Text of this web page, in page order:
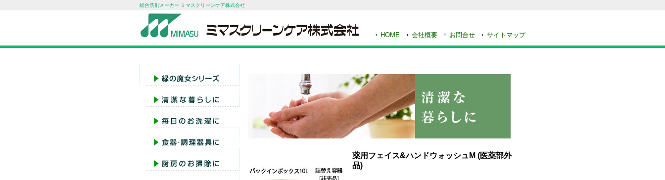
総合洗剤メーカー ミマスクリーンケア株式会社
HOME 会社概要 お問合せ サイトマップ
薬用フェイス&ハンドウォッシュM (医薬部外
品)